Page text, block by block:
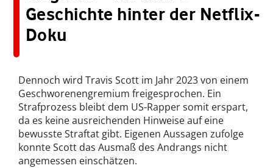
Geschichte hinter der Netflix-
Doku
Dennoch wird Travis Scott im Jahr 2023 von einem
Geschworenengremium freigesprochen. Ein
Strafprozess bleibt dem US-Rapper somit erspart,
da es keine ausreichenden Hinweise auf eine
bewusste Straftat gibt. Eigenen Aussagen zufolge
konnte Scott das Ausmaß des Andrangs nicht
angemessen einschätzen.